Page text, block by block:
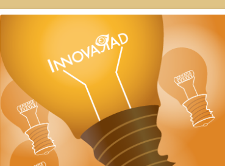
演講技巧與溝通工
楊斯棓與蔡依橙親自講授，
在與群眾互動前做好準備。